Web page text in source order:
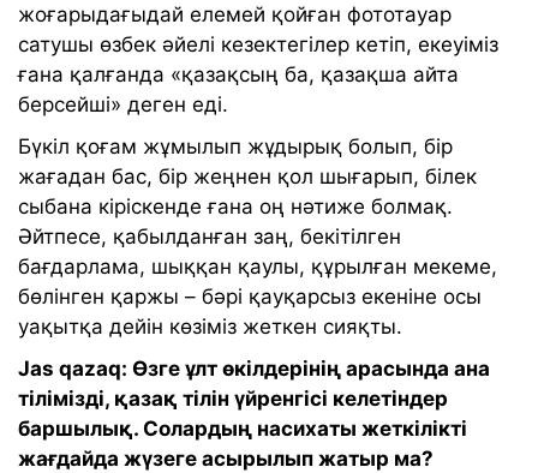
жоғарыдағыдай елемей қойған фототауар
сатушы өзбек әйелі кезектегілер кетіп, екеуіміз
ғана қалғанда «қазақсың ба, қазақша айта
берсейші» деген еді.
Бүкіл қоғам жұмылып жұдырық болып, бір
жағадан бас, бір жеңнен қол шығарып, білек
сыбана кіріскенде ғана оң нәтиже болмақ.
Әйтпесе, қабылданған заң, бекітілген
бағдарлама, шыққан қаулы, құрылған мекеме,
бөлінген қаржы – бәрі қауқарсыз екеніне осы
уақытқа дейін көзіміз жеткен сияқты.
Jas qazaq: Өзге ұлт өкілдерінің арасында ана
тілімізді, қазақ тілін үйренгісі келетіндер
баршылық. Солардың насихаты жеткілікті
жағдайда жүзеге асырылып жатыр ма?